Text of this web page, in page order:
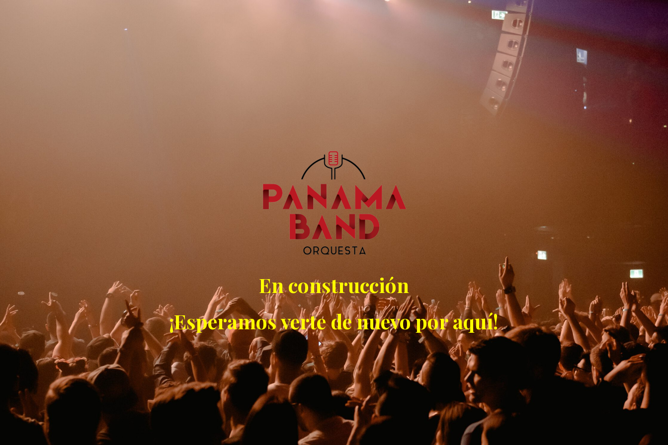
En construcción
¡Esperamos verte de nuevo por aquí!